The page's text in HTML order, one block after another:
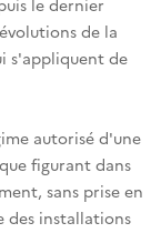
le dernier
de la
s'appliquent de
autorisé d'une
figurant dans
sans prise en
des installations